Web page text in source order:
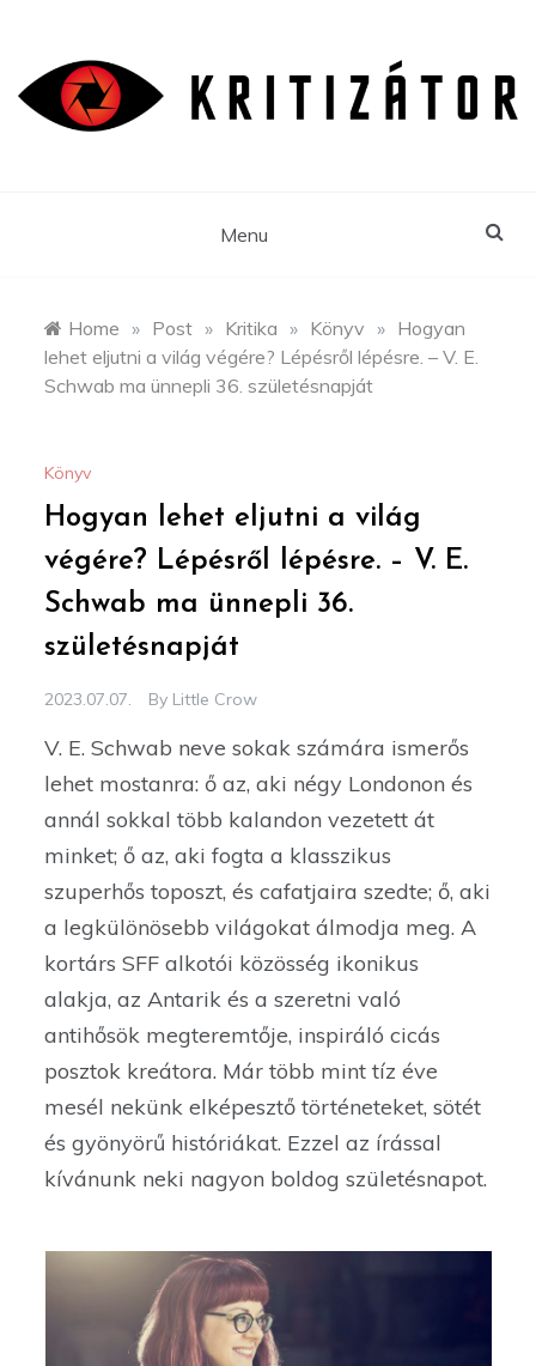
content
Menu
Home » Post » Kritika » Könyv » Hogyan
lehet eljutni a világ végére? Lépésről lépésre. – V. E.
Schwab ma ünnepli 36. születésnapját
Könyv
Hogyan lehet eljutni a világ
végére? Lépésről lépésre. – V. E.
Schwab ma ünnepli 36.
születésnapját
2023.07.07. By Little Crow
V. E. Schwab neve sokak számára ismerős
lehet mostanra: ő az, aki négy Londonon és
annál sokkal több kalandon vezetett át
minket; ő az, aki fogta a klasszikus
szuperhős toposzt, és cafatjaira szedte; ő, aki
a legkülönösebb világokat álmodja meg. A
kortárs SFF alkotói közösség ikonikus
alakja, az Antarik és a szeretni való
antihősök megteremtője, inspiráló cicás
posztok kreátora. Már több mint tíz éve
mesél nekünk elképesztő történeteket, sötét
és gyönyörű históriákat. Ezzel az írással
kívánunk neki nagyon boldog születésnapot.